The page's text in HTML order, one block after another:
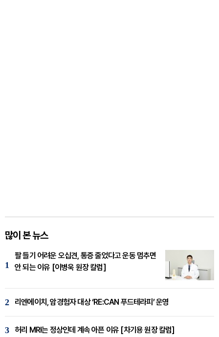
많이 본 뉴스
1
팔 들기 어려운 오십견, 통증 줄었다고 운동 멈추면
안 되는 이유 [이병욱 원장 칼럼]
2 리엔에이치, 암경험자 대상 ‘RE:CAN 푸드테라피’ 운영
3 허리 MRI는 정상인데 계속 아픈 이유 [차기용 원장 칼럼]